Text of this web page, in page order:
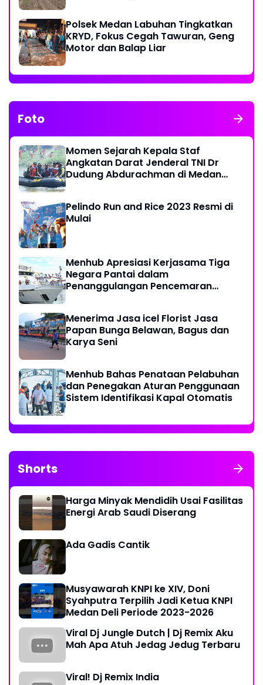
Polsek Medan Labuhan Tingkatkan
KRYD, Fokus Cegah Tawuran, Geng
Motor dan Balap Liar
Foto
Momen Sejarah Kepala Staf
Angkatan Darat Jenderal TNI Dr
Dudung Abdurachman di Medan
Pelindo Run and Rice 2023 Resmi di
Mulai
Menhub Apresiasi Kerjasama Tiga
Negara Pantai dalam
Penanggulangan Pencemaran
Menerima Jasa icel Florist Jasa
Papan Bunga Belawan, Bagus dan
Karya Seni
Menhub Bahas Penataan Pelabuhan
dan Penegakan Aturan Penggunaan
Sistem Identifikasi Kapal Otomatis
Shorts
Harga Minyak Mendidih Usai Fasilitas
Energi Arab Saudi Diserang
Ada Gadis Cantik
Musyawarah KNPI ke XIV, Doni
Syahputra Terpilih Jadi Ketua KNPI
Medan Deli Periode 2023-2026
Viral Dj Jungle Dutch | Dj Remix Aku
Mah Apa Atuh Jedag Jedug Terbaru
Viral! Dj Remix India